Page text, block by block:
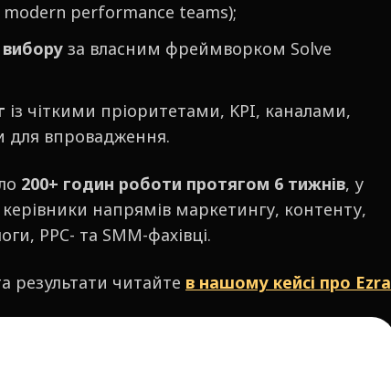
performance teams);
вибору за власним фреймворком Solve
із чіткими пріоритетами, KPI, каналами,
впровадження.
200+ годин роботи протягом 6 тижнів, у
напрямів маркетингу, контенту,
PPC- та SMM-фахівці.
результати читайте в нашому кейсі про Ezra